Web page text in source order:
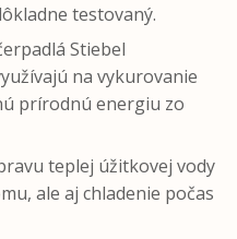
testovaný.
Stiebel
na vykurovanie
prírodnú energiu zo
teplej úžitkovej vody
ale aj chladenie počas